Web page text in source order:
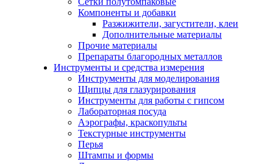
Компоненты и добавки
Разжижители, загустители, клеи
Дополнительные материалы
Прочие материалы
Препараты благородных металлов
Инструменты и средства измерения
Инструменты для моделирования
Щипцы для глазурирования
Инструменты для работы с гипсом
Лабораторная посуда
Аэрографы, краскопульты
Текстурные инструменты
Перья
Штампы и формы